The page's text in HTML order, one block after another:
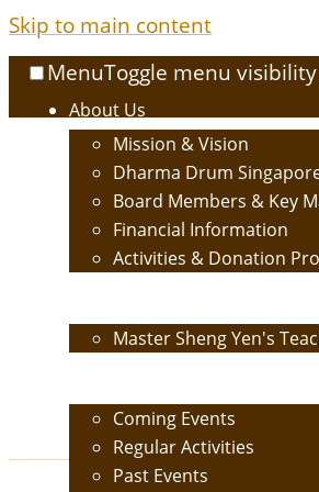
Skip to main content
MenuToggle menu visibility
About Us
Mission & Vision
Dharma Drum
Board Members & Key
Financial Information
Activities & Donation
Master Sheng Yen's
Coming Events
Regular Activities
Past Events